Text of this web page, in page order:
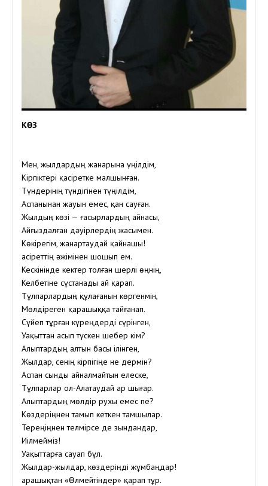
КӨЗ
Мен, жылдардың жанарына үңілдім,
Кірпіктері қасіретке малшынған.
Түндерінің түндігінен түңілдім,
Аспанынан жауын емес, қан сауған.
Жылдың көзі — ғасырлардың айнасы,
Айғыздалған дәуірлердің жасымен.
Көкірегім, жанартаудай қайнашы!
Қасіреттің әжімінен шошып ем.
Кескінінде кектер толған шерлі өңнің,
Келбетіне сұстанады ай қарап.
Тұлпарлардың құлағанын көргенмін,
Мөлдіреген қарашыққа тайғанап.
Сүйеп тұрған күреңдерді сүрінген,
Уақыттан асып түскен шебер кім?
Алыптардың алтын басы ілінген,
Жылдар, сенің кірпігіңе не дермін?
Аспан сынды айналмайтын елеске,
Тұлпарлар ол-Алатаудай ар шығар.
Алыптардың мөлдір рухы емес пе?
Көздеріңнен тамып кеткен тамшылар.
Тереңіңнен телмірсе де зындандар,
Иілмейміз!
Уақыттарға сауап бұл.
Жылдар-жылдар, көздеріңді жұмбаңдар!
Қарашықтан «Өлмейтіндер» қарап тұр.